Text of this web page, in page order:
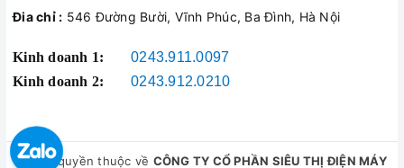
Đia chỉ : 546 Đường Bười, Vĩnh Phúc, Ba Đình, Hà Nội
Kinh doanh 1:
0243.911.0097
Kinh doanh 2:
0243.912.0210
© Bản quyền thuộc về CÔNG TY CỔ PHẦN SIÊU THỊ ĐIỆN MÁY